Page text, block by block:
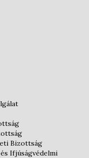
Bizottság
Ifjúságvédelmi